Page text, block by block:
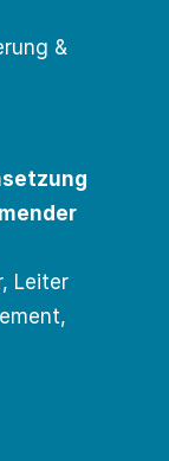
&
Leiter